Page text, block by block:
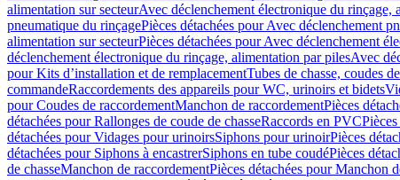
alimentation sur secteurAvec déclenchement électronique du rinçage,
pneumatique du rinçagePièces détachées pour Avec déclenchement
alimentation sur secteurPièces détachées pour Avec déclenchement
déclenchement électronique du rinçage, alimentation par pilesAvec
pour Kits d’installation et de remplacementTubes de chasse, coudes
commandeRaccordements des appareils pour WC, urinoirs et bidets
pour Coudes de raccordementManchon de raccordementPièces
détachées pour Rallonges de coude de chasseRaccords en PVC
détachées pour Vidages pour urinoirsSiphons pour urinoirPièces
détachées pour Siphons à encastrerSiphons en tube coudéPièces
de chasseManchon de raccordementPièces détachées pour Manchon